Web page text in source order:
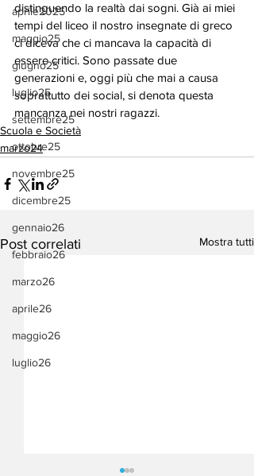
aprile2025
maggio25
giugno25
luglio25
settembre25
ottobre25
novembre25
dicembre25
gennaio26
febbraio26
marzo26
aprile26
maggio26
luglio26
distinguendo la realtà dai sogni. Già ai miei
tempi del liceo il nostro insegnate di greco
ci diceva che ci mancava la capacità di
essere critici. Sono passate due
generazioni e, oggi più che mai a causa
soprattutto dei social, si denota questa
mancanza nei nostri ragazzi.
Scuola e Società
marzo24
Post correlati Mostra tutti